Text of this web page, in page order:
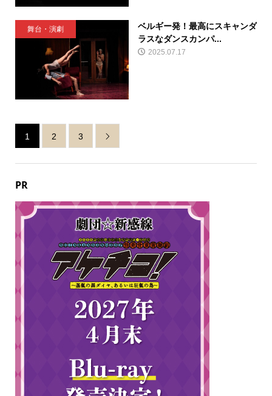
舞台・演劇
ベルギー発！最高にスキャンダ
ラスなダンスカンパ...
2025.07.17
1 2 3 
PR